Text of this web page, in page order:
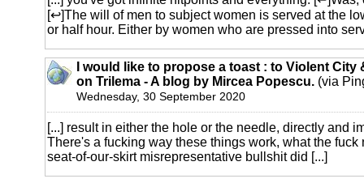
[↩]The will of men to subject women is served at the
or half hour. Either by women who are pressed into
I would like to propose a toast : to Violent City
on Trilema - A blog by Mircea Popescu. (via
Wednesday, 30 September 2020
[...] result in either the hole or the needle, directly and
There's a fucking way these things work, what the fuck
seat-of-our-skirt misrepresentative bullshit did [...]